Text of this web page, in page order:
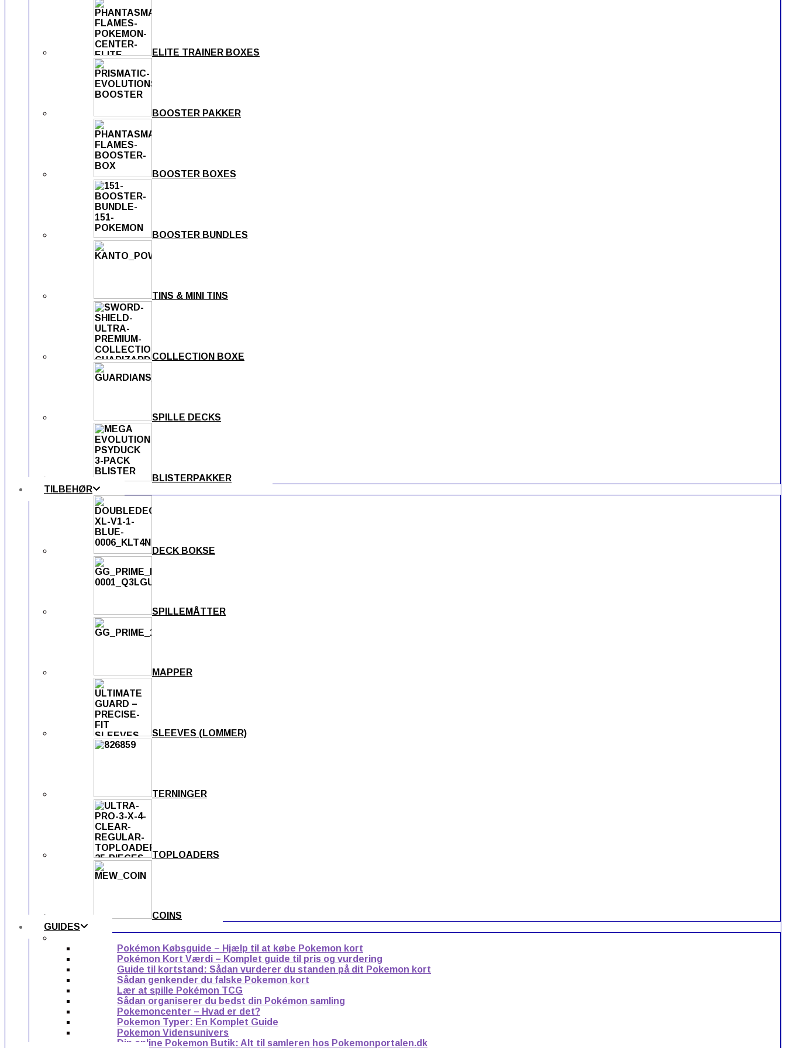
ELITE TRAINER BOXES
BOOSTER PAKKER
BOOSTER BOXES
BOOSTER BUNDLES
TINS & MINI TINS
COLLECTION BOXE
SPILLE DECKS
BLISTERPAKKER
TILBEHØR
DECK BOKSE
SPILLEMÅTTER
MAPPER
SLEEVES (LOMMER)
TERNINGER
TOPLOADERS
COINS
GUIDES
Pokémon Købsguide – Hjælp til at købe Pokemon kort
Pokémon Kort Værdi – Komplet guide til pris og vurdering
Guide til kortstand: Sådan vurderer du standen på dit Pokemon kort
Sådan genkender du falske Pokemon kort
Lær at spille Pokémon TCG
Sådan organiserer du bedst din Pokémon samling
Pokemoncenter – Hvad er det?
Pokemon Typer: En Komplet Guide
Pokemon Vidensunivers
Din online Pokemon Butik: Alt til samleren hos Pokemonportalen.dk